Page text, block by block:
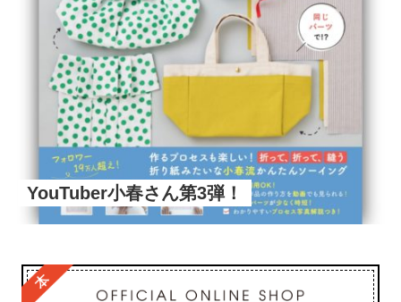
YouTuber小春さん第3弾！